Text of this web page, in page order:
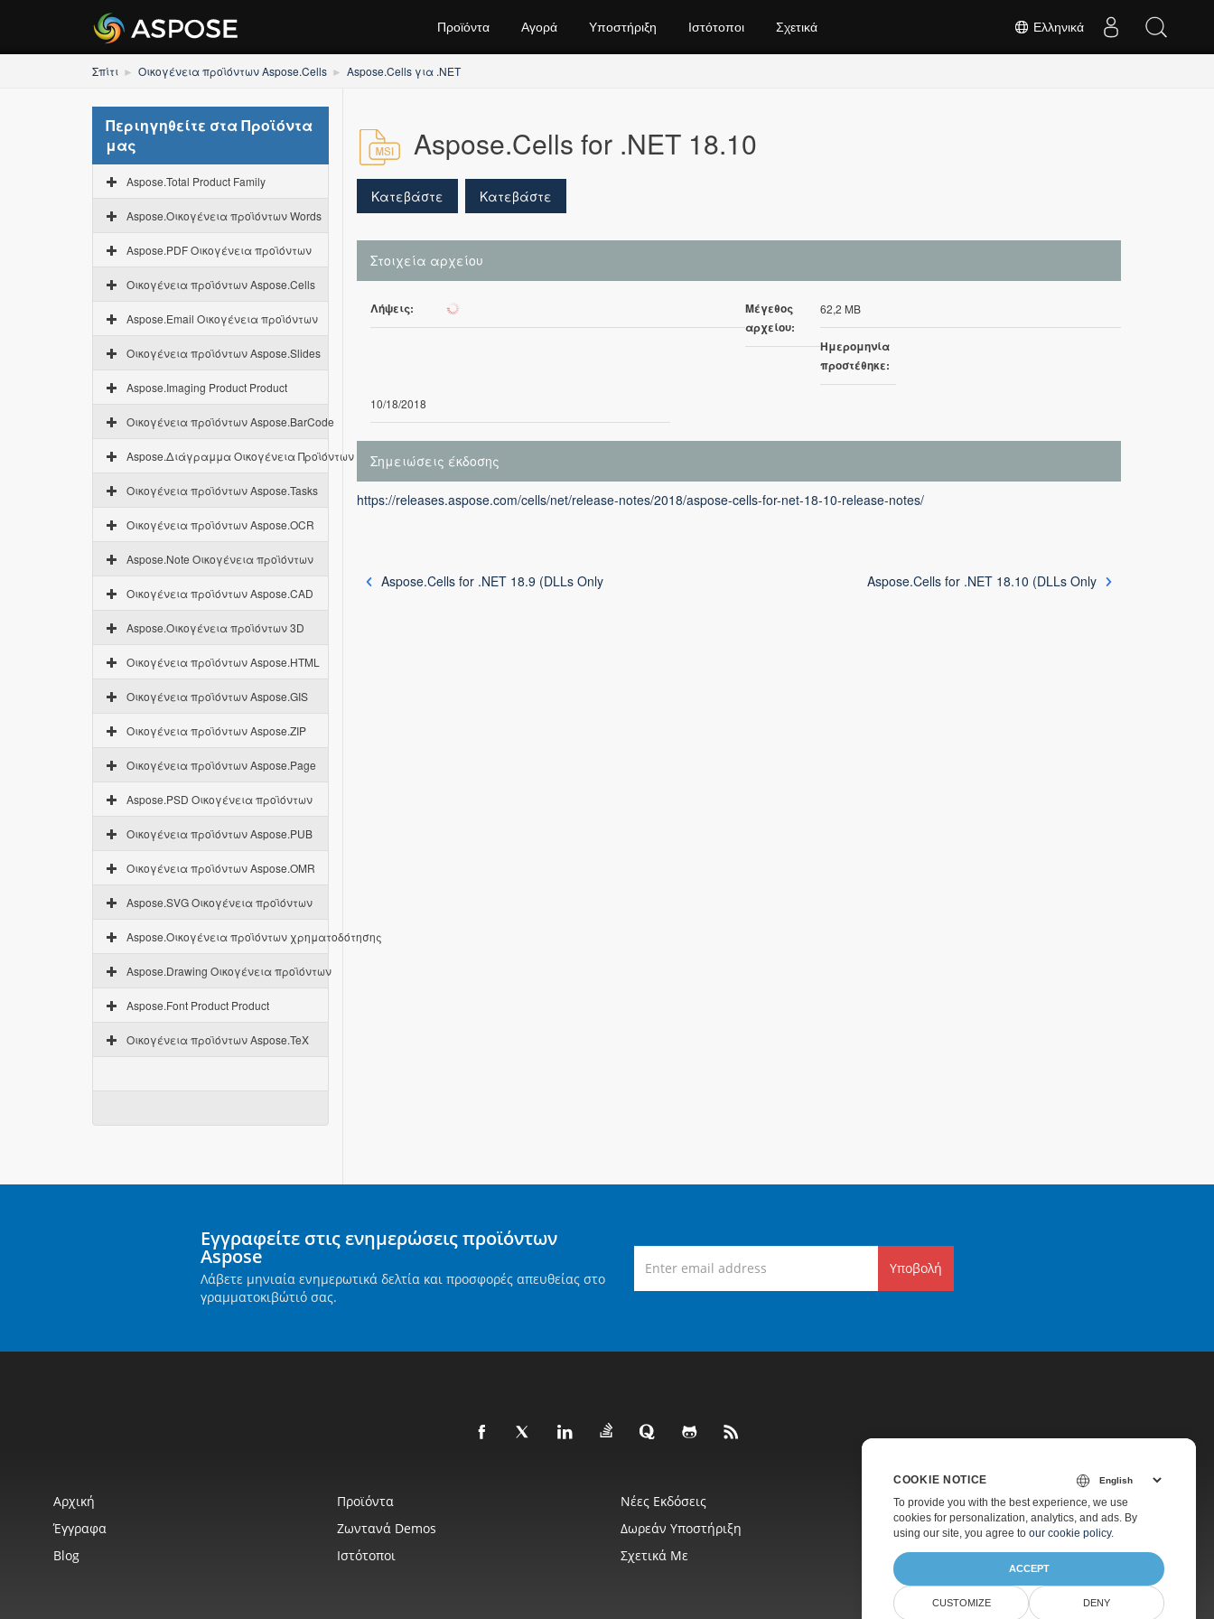
Ελληνικά
Προϊόντα Αγορά Υποστήριξη Ιστότοποι Σχετικά
Σπίτι Οικογένεια προϊόντων Aspose.Cells Aspose.Cells για .NET
Περιηγηθείτε στα Προϊόντα
μας
Aspose.Total Product Family
Aspose.Οικογένεια προϊόντων Words
Aspose.PDF Οικογένεια προϊόντων
Οικογένεια προϊόντων Aspose.Cells
Aspose.Email Οικογένεια προϊόντων
Οικογένεια προϊόντων Aspose.Slides
Aspose.Imaging Product Product
Οικογένεια προϊόντων Aspose.BarCode
Aspose.Διάγραμμα Οικογένεια Προϊόντων
Οικογένεια προϊόντων Aspose.Tasks
Οικογένεια προϊόντων Aspose.OCR
Aspose.Note Οικογένεια προϊόντων
Οικογένεια προϊόντων Aspose.CAD
Aspose.Οικογένεια προϊόντων 3D
Οικογένεια προϊόντων Aspose.HTML
Οικογένεια προϊόντων Aspose.GIS
Οικογένεια προϊόντων Aspose.ZIP
Οικογένεια προϊόντων Aspose.Page
Aspose.PSD Οικογένεια προϊόντων
Οικογένεια προϊόντων Aspose.PUB
Οικογένεια προϊόντων Aspose.OMR
Aspose.SVG Οικογένεια προϊόντων
Aspose.Οικογένεια προϊόντων χρηματοδότησης
Aspose.Drawing Οικογένεια προϊόντων
Aspose.Font Product Product
Οικογένεια προϊόντων Aspose.TeX
Aspose.Cells for .NET 18.10
Κατεβάστε Κατεβάστε
Στοιχεία αρχείου
Λήψεις: 100
Μέγεθος
αρχείου:
62,2 MB
Ημερομηνία
προστέθηκε:
10/18/2018
Σημειώσεις έκδοσης
https://releases.aspose.com/cells/net/release-notes/2018/aspose-cells-for-net-18-10-release-notes/
Aspose.Cells for .NET 18.9 (DLLs Only Aspose.Cells for .NET 18.10 (DLLs Only
Εγγραφείτε στις ενημερώσεις προϊόντων
Aspose
Λάβετε μηνιαία ενημερωτικά δελτία και προσφορές απευθείας στο
γραμματοκιβώτιό σας.
Υποβολή
Αρχική Προϊόντα Νέες Εκδόσεις
Τιμολόγηση
Έγγραφα
Ζωντανά Demos Δωρεάν Υποστήριξη
Υποστήριξη Επί Πληρωμή
Blog
Ιστότοποι Σχετικά Με
COOKIE NOTICE
To provide you with the best experience, we use
cookies for personalization, analytics, and ads. By
using our site, you agree to our cookie policy.
ACCEPT
CUSTOMIZE DENY